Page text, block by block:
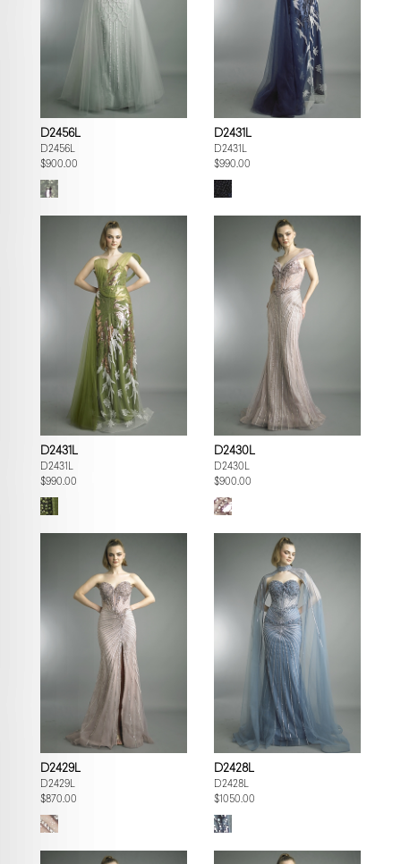
D2456L
D2456L
$900.00
D2431L
D2431L
$990.00
D2431L
D2431L
$990.00
D2430L
D2430L
$900.00
D2429L
D2429L
$870.00
D2428L
D2428L
$1050.00